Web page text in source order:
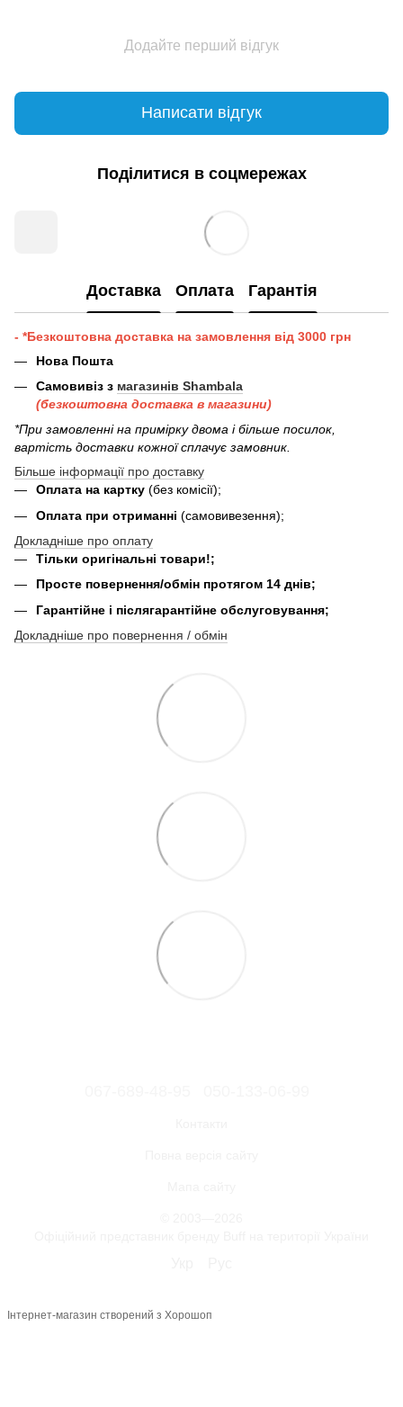
Додайте перший відгук
Написати відгук
Поділитися в соцмережах
Доставка Оплата Гарантія
- *Безкоштовна доставка на замовлення від 3000 грн
Нова Пошта
Самовивіз з магазинів Shambala
(безкоштовна доставка в магазини)
*При замовленні на примірку двома і більше посилок,
вартість доставки кожної сплачує замовник.
Більше інформації про доставку
Оплата на картку (без комісії);
Оплата при отриманні (самовивезення);
Докладніше про оплату
Тільки оригінальні товари!;
Просте повернення/обмін протягом 14 днів;
Гарантійне і післягарантійне обслуговування;
Докладніше про повернення / обмін
Інтернет-магазин створений з Хорошоп